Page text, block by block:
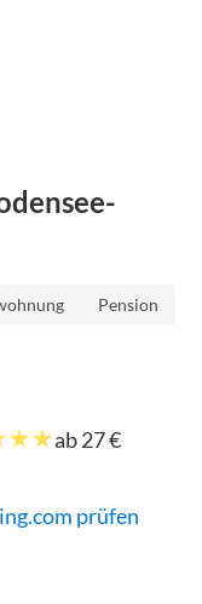
Pension
ab 27 €
prüfen